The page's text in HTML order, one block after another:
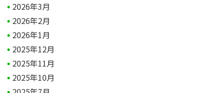
2026年3月
2026年2月
2026年1月
2025年12月
2025年11月
2025年10月